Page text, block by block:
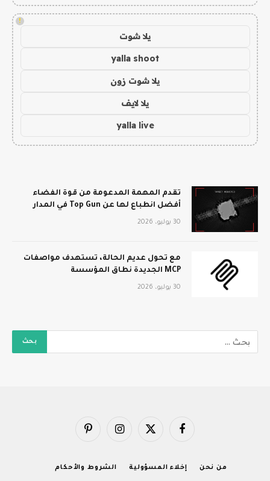
!
يلا شوت
yalla shoot
يلا شوت زون
يلا لايف
yalla live
تقدم المهمة المدعومة من قوة الفضاء
أفضل انطباع لها عن Top Gun في المدار
30 يوليو، 2026
مع تحول عديم الحالة، تستهدف مواصفات
MCP الجديدة نطاق المؤسسة
30 يوليو، 2026
فيسبوك X
الانستغرامبينتيريست
من نحن إخلاء المسؤولية الشروط والأحكام